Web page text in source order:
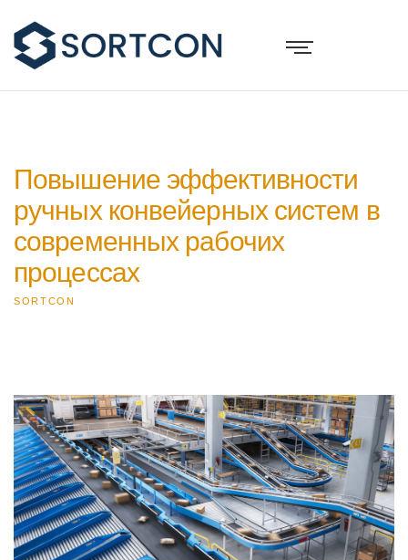
Повышение эффективности
ручных конвейерных систем в
современных рабочих
процессах
SORTCON